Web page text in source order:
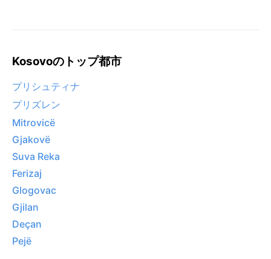
Kosovoのトップ都市
プリシュティナ
プリズレン
Mitrovicë
Gjakovë
Suva Reka
Ferizaj
Glogovac
Gjilan
Deçan
Pejë